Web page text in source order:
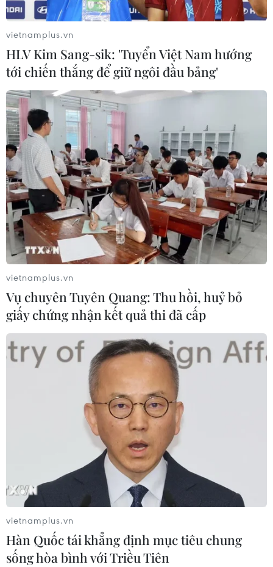
#Blockchain bất động sản #Nhà đầu tư
#Chủ đầu tư
#Huy động vốn
Theo dõi VietnamPlus
TIN LIÊN QUAN
vietnamplus.vn
HLV Kim Sang-sik: 'Tuyển Việt Nam hướng
tới chiến thắng để giữ ngôi đầu bảng'
vietnamplus.vn
Vụ chuyên Tuyên Quang: Thu hồi, huỷ bỏ
giấy chứng nhận kết quả thi đã cấp
vietnamplus.vn
Hàn Quốc tái khẳng định mục tiêu chung
sống hòa bình với Triều Tiên